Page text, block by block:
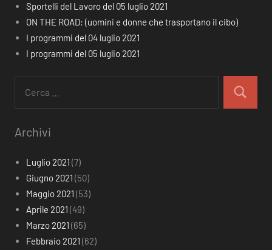
Sportelli del Lavoro del 05 luglio 2021
ON THE ROAD: (uomini e donne che trasportano il cibo)
I programmi del 04 luglio 2021
I programmi del 05 luglio 2021
per:
Cerca
Archivi
Luglio 2021 (7)
Giugno 2021 (50)
Maggio 2021 (53)
Aprile 2021 (49)
Marzo 2021 (65)
Febbraio 2021 (62)